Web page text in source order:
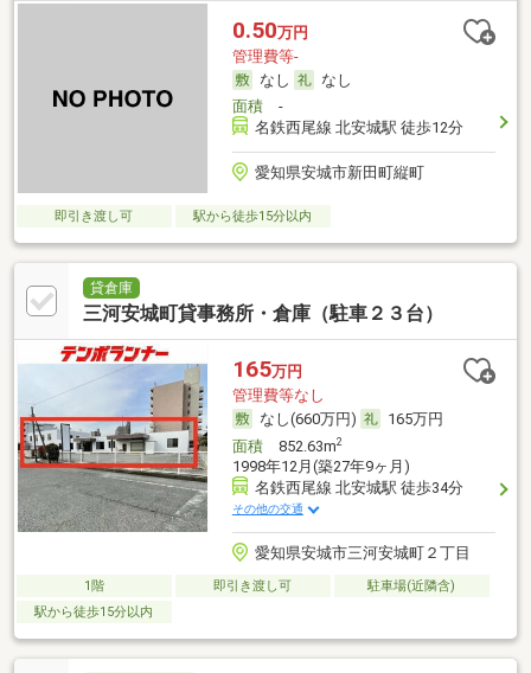
0.50万円
管理費等-
なし
なし
面積-
名鉄西尾線 北安城駅 徒歩12分
愛知県安城市新田町縦町
即引き渡し可 駅から徒歩15分以内
貸倉庫
三河安城町貸事務所・倉庫（駐車２３台）
165万円
管理費等なし
なし(660万円)
165万円
面積852.63m2
1998年12月(築27年9ヶ月)
名鉄西尾線 北安城駅 徒歩34分
その他の交通
愛知県安城市三河安城町２丁目
1階 即引き渡し可
駐車場(近隣含)
駅から徒歩15分以内